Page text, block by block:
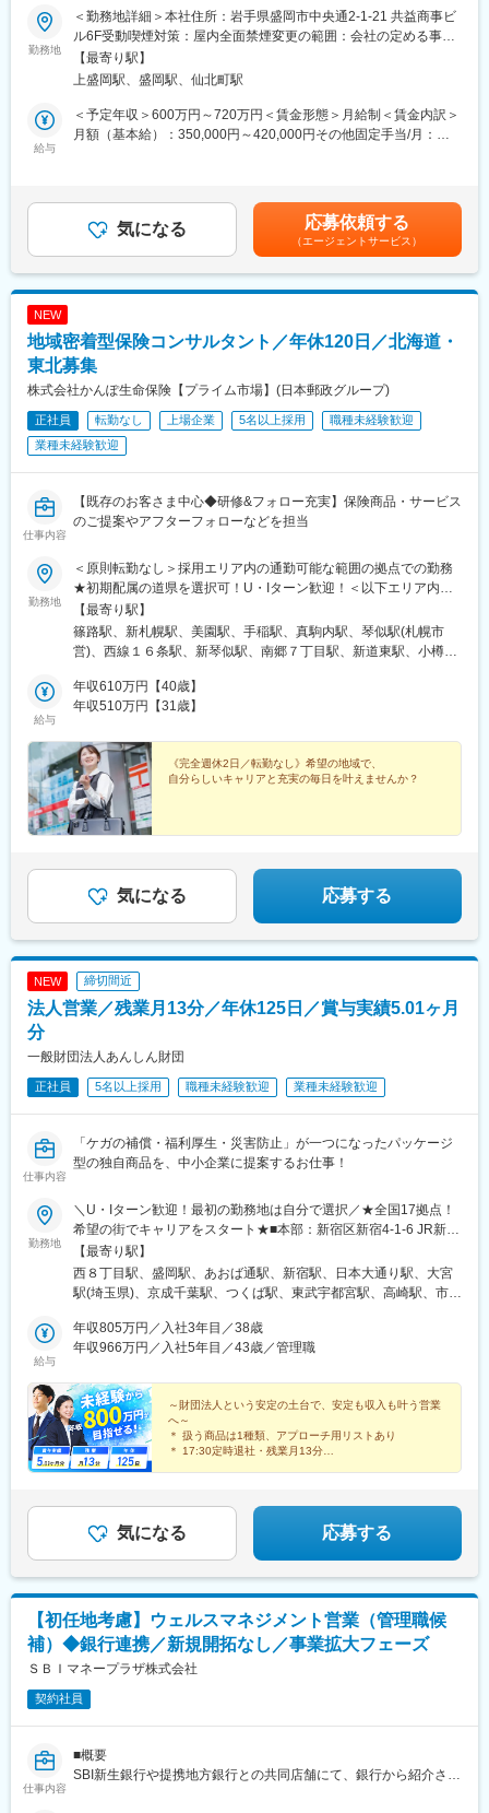
＜営業部の規模を拡大するのは営業管理職の実力次第＞
当社のＦＡ（保険募集人）は事業所得で800万円という採用基準
を設けられており、優秀な人材を常に確保しております。
その人材は営業管理職である営業部長・営業課長が営業拠点でリ
採用実績は規模手当や賞与として反映されるので、規模拡大を収
入で実感できる仕事です。
＜プレイングマネージャーではない営業部長＞
営業活動は部下であるＦＡが行いますので、営業部長・営業課長
はマネジメント業務に専念することになります。
勿論ご自身で保険の営業活動を行っていくことは可能です。その
際は自己販売手数料手当として手数料の50％を手当として受け取
変更の範囲：本社での他部門における内勤職（内務事務）業務全
般 ※本人の希望や会社の情勢による
■業務概要：
当社の営業マネージャーとして、損害保険の提案営業に加え、社
内メンバーの教育や提案力向上も担います。幅広い顧客層に対し
て最適な保険商品を提案しつつ、営業チーム全体の成長をリード
していただきます。
■業務詳細：
営業ノウハウや商品知識のレクチャー、社内メンバーの教育、提
案力向上のサポート、申込手続き・契約管理・保全対応等を幅広
く担当します。プレイヤーとしての役割だけでなく、組織全体の
■扱うサービス：
大手損害保険・生命保険会社の各種商品を取り扱い、企業や個人
のお客様へ最適な保険プランを提案します。
■組織構成：
本社営業部は12名体制で、部長1名、損保営業マネージャー4名、
手銀行OBも多数在籍）
個人ノルマはなく、チームで目標を達成するスタイル。幅広い年
代が活躍しており、経験を活かして組織貢献できる環境です。
■教育体制：
商品知識や営業ノウハウは社内でしっかり共有。経験に応じたサ
ポート体制があります。
■就業環境：
土日祝休み、年間休日122日ではたらきやすい環境です。福利厚
■想定されるキャリアパス：
営業部門の中核として、将来的には更なるマネジメントや事業運
営に関わるキャリアアップも可能です。
設立80年以上の歴史と安定した顧客基盤を持ち、地域社会に貢献
する企業として高い信頼を得ています。岩手銀行保険共同募集会
社として、また、主要損害保険会社および大手生命保険会社の代
す。
変更の範囲：会社の定める業務
勤務地
＜勤務地詳細＞本社住所：岩手県盛岡市中央通2-1-21 共益商事ビ
ル6F受動喫煙対策：屋内全面禁煙変更の範囲：会社の定める事業
所【最寄り駅】
上盛岡駅、盛岡駅、仙北町駅
給与
＜予定年収＞600万円～720万円＜賃金形態＞月給制＜賃金内訳＞
月額（基本給）：350,000円～420,000円その他固定手当/月：
り、選考を通じて上下する可能性があります。月給(月額)は固定手
当を含めた表記です。
気になる 応募依頼する
（エージェントサービス）
NEW
地域密着型保険コンサルタント／年休120日／北海道・
東北募集
株式会社かんぽ生命保険【プライム市場】(日本郵政グループ)
正社員 転勤なし 上場企業 5名以上採用
職種未経験歓迎
業種未経験歓迎
仕事内容
【既存のお客さま中心◆研修&フォロー充実】保険商品・サービス
のご提案やアフターフォローなどを担当
勤務地
＜原則転勤なし＞採用エリア内の通勤可能な範囲の拠点での勤務
★初期配属の道県を選択可！U・Iターン歓迎！＜以下エリア内の
郵便局内に設置されたかんぽサービス部＞■北海道エリア：北海道
■東北エリア：青森県、岩手県、宮城県、秋田県、山形県、福島県
※基本的にスクーターまたはバイク、一部エリアは車で営業※配属
3カ月間、研修センター等での育成プログラムに参加 育児等の家
庭事情があり、参加が難しい場合はリモートプログラムとなりま
り）
【最寄り駅】
篠路駅、新札幌駅、美園駅、手稲駅、真駒内駅、琴似駅(札幌市
営)、西線１６条駅、新琴似駅、南郷７丁目駅、新道東駅、小樽
牧駅、東室蘭駅、新川町駅(北海道)、七飯駅、湯の川温泉駅、永山
駅、旭川駅、東旭川駅、北見駅、帯広駅、柏林台駅、釧路駅、中
青森駅、上盛岡駅、二戸駅、一ノ関駅、宮古駅、北上駅、水沢
駅、久慈駅、紫波中央駅、田茂山駅、五橋駅、石巻駅、内湾入口
駅、古川駅、白石駅(宮城県)、大河原駅(宮城県)、くりこま高原
駅、新田駅(宮城県)、本塩釜駅、岩沼駅、泉中央駅、卸町駅(宮城
県)、長町南駅、泉外旭川駅、能代駅、東大館駅、羽後本荘駅、湯
駅、村山駅(山形県)、新庄駅、寒河江駅、長井駅、白河駅、いわき
駅、七日町駅、喜多方駅、二本松駅、磐城石川駅、須賀川駅、原
ノ町駅、福島学院前駅、郡山富田駅、新さっぽろ駅、西線１４条
駅、松風町駅、湯の川駅、五所川原駅、盛駅、仙台駅(地下鉄)、長
町駅、ひばりが丘駅(北海道)、ロープウェイ入口駅、千歳町駅(北
給与
年収610万円【40歳】
年収510万円【31歳】
《完全週休2日／転勤なし》希望の地域で、
自分らしいキャリアと充実の毎日を叶えませんか？
気になる 応募する
NEW 締切間近
法人営業／残業月13分／年休125日／賞与実績5.01ヶ月
分
一般財団法人あんしん財団
正社員 5名以上採用 職種未経験歓迎 業種未経験歓迎
仕事内容
「ケガの補償・福利厚生・災害防止」が一つになったパッケージ
型の独自商品を、中小企業に提案するお仕事！
勤務地
＼U・Iターン歓迎！最初の勤務地は自分で選択／★全国17拠点！
希望の街でキャリアをスタート★■本部：新宿区新宿4-1-6 JR新宿
ミライナタワー▼いずれかの支局に配属・北海道支局（札幌）・
北東北支局（盛岡）・東北支局（仙台）・東京支局（新宿）・神
奈川支局（横浜）・埼玉支局（大宮）・千葉支局（千葉）・茨城
支局（長野）・新潟支局（新潟）・静岡支局（静岡）・東海支局
（名古屋）・北陸支局（金沢）・九州支局（福岡）・南九州支局
15万円（家族帯同）／最大10.5万円（単身）【単身赴任】手当支
給＋月2回までの帰宅旅費を実費支給【支度金】50万円（家族帯
同）／30万円（単身）【引越費用】全額会社負担＋支度金を別途
支給※研修期間について※最初の3ヶ月間は、本部研修（1.5ヶ月）
と現場OJT（1.5ヶ月）でじっくりスキルを習得。本部研修中、遠
さい。
【最寄り駅】
西８丁目駅、盛岡駅、あおば通駅、新宿駅、日本大通り駅、大宮
駅(埼玉県)、京成千葉駅、つくば駅、東武宇都宮駅、高崎駅、市役
(福岡県)、花畑町駅、西４丁目駅、広瀬通駅、新宿三丁目駅、関内
駅、千葉中央駅、長野駅、静岡駅、久屋大通駅、祇園駅(福岡県)、
駅、新静岡駅、新栄町駅(愛知県)、中洲川端駅、西辛島町駅
給与
年収805万円／入社3年目／38歳
年収966万円／入社5年目／43歳／管理職
～財団法人という安定の土台で、安定も収入も叶う営業
へ～
＊ 扱う商品は1種類、アプローチ用リストあり
＊ 17:30定時退社・残業月13分
気になる 応募する
【初任地考慮】ウェルスマネジメント営業（管理職候
補）◆銀行連携／新規開拓なし／事業拡大フェーズ
ＳＢＩマネープラザ株式会社
契約社員
仕事内容
■概要
SBI新生銀行や提携地方銀行との共同店舗にて、銀行から紹介され